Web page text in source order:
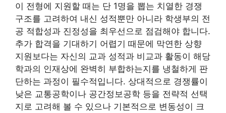
이 전형에 지원할 때는 단 1명을 뽑는 치열한 경쟁
구조를 고려하여 내신 성적뿐만 아니라 학생부의 전
공 적합성과 진정성을 최우선으로 점검해야 합니다.
추가 합격을 기대하기 어렵기 때문에 막연한 상향
지원보다는 자신의 교과 성적과 비교과 활동이 해당
학과의 인재상에 완벽히 부합하는지를 냉철하게 판
단하는 과정이 필수적입니다. 상대적으로 경쟁률이
낮은 교통공학이나 공간정보공학 등을 전략적 선택
지로 고려해 볼 수 있으나 기본적으로 변동성이 크